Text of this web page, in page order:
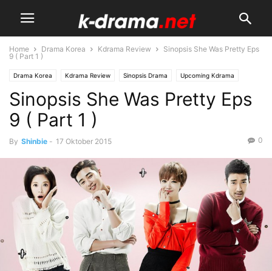
Home Drama Korea Kdrama Review
Sinopsis She Was Pretty Eps
9 ( Part 1 )
Drama Korea Kdrama Review Sinopsis Drama Upcoming Kdrama
Sinopsis She Was Pretty Eps
9 ( Part 1 )
By Shinbie - 17 Oktober 2015 0